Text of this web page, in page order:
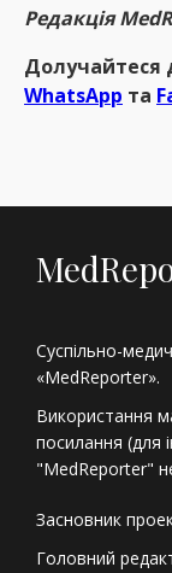
Редакція
Долучайтеся
WhatsApp та
Суспільно-
«MedReporter».
Використання
посилання (для
"MedReporter"
Засновник
Головний